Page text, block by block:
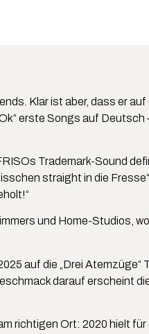
Klar ist aber, dass er
erste Songs auf
Trademark-Sound
straight in die
und Home-Studios,
auf die „Drei Atemzüge“
darauf erscheint die
richtigen Ort: 2020 hielt